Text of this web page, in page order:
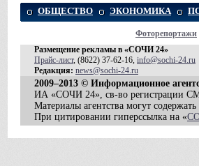
ОБЩЕСТВО ЭКОНОМИКА
Фоторепортажи
Размещение рекламы в «СОЧИ 24»
Прайс-лист, (8622) 37-62-16, info@sochi-24.ru
Редакция: news@sochi-24.ru
2009–2013 © Информационное
ИА «СОЧИ 24», св-во регистрации
Материалы агентства могут
При цитировании гиперссылка на «